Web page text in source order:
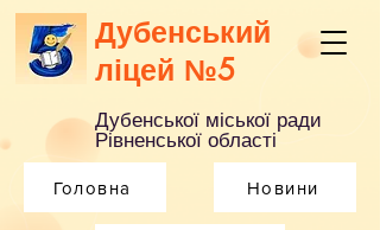
Дубенський
ліцей №5
Дубенської міської ради
Рівненської області
Головна Новини